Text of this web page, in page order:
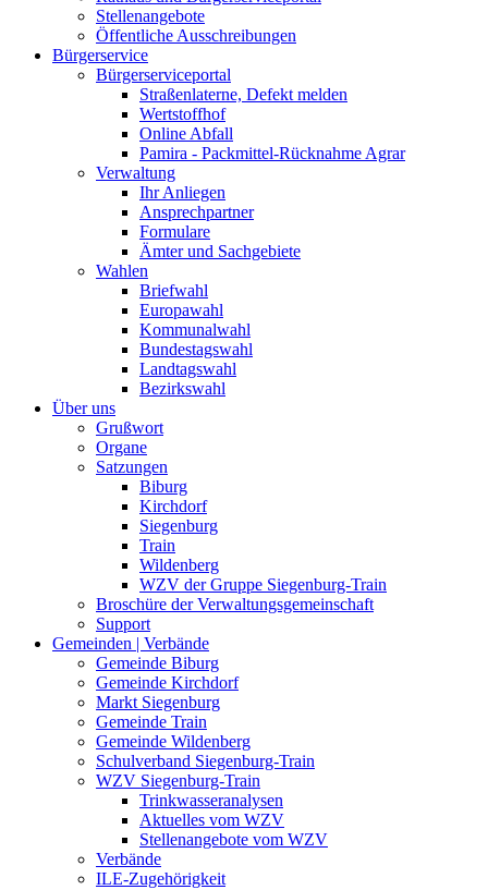
Stellenangebote
Öffentliche Ausschreibungen
Bürgerservice
Bürgerserviceportal
Straßenlaterne, Defekt melden
Wertstoffhof
Online Abfall
Pamira - Packmittel-Rücknahme Agrar
Verwaltung
Ihr Anliegen
Ansprechpartner
Formulare
Ämter und Sachgebiete
Wahlen
Briefwahl
Europawahl
Kommunalwahl
Bundestagswahl
Landtagswahl
Bezirkswahl
Über uns
Grußwort
Organe
Satzungen
Biburg
Kirchdorf
Siegenburg
Train
Wildenberg
WZV der Gruppe Siegenburg-Train
Broschüre der Verwaltungsgemeinschaft
Support
Gemeinden | Verbände
Gemeinde Biburg
Gemeinde Kirchdorf
Markt Siegenburg
Gemeinde Train
Gemeinde Wildenberg
Schulverband Siegenburg-Train
WZV Siegenburg-Train
Trinkwasseranalysen
Aktuelles vom WZV
Stellenangebote vom WZV
Verbände
ILE-Zugehörigkeit